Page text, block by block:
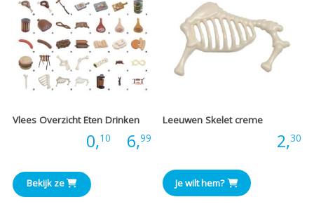
Vlees Overzicht Eten Drinken
0,10 6,99Prijsklasse:
€0,10
tot
Bekijk ze
Leeuwen Skelet creme
2,30
Je wilt hem?